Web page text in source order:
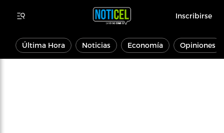
Inscribirse
Última Hora Noticias Economía Opiniones